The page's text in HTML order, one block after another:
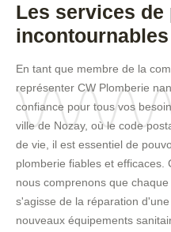
Les services de
En tant que membre de la
représenter CW Plomberie
confiance pour tous vos
ville de Nozay, où le code
de vie, il est essentiel de
plomberie fiables et efficaces.
nous comprenons que
s'agisse de la réparation
nouveaux équipements